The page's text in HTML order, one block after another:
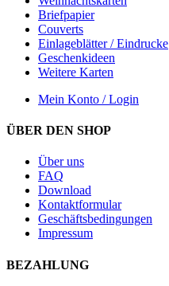
Briefpapier
Couverts
Einlageblätter / Eindrucke
Geschenkideen
Weitere Karten
Mein Konto / Login
ÜBER DEN SHOP
Über uns
FAQ
Download
Kontaktformular
Geschäftsbedingungen
Impressum
BEZAHLUNG